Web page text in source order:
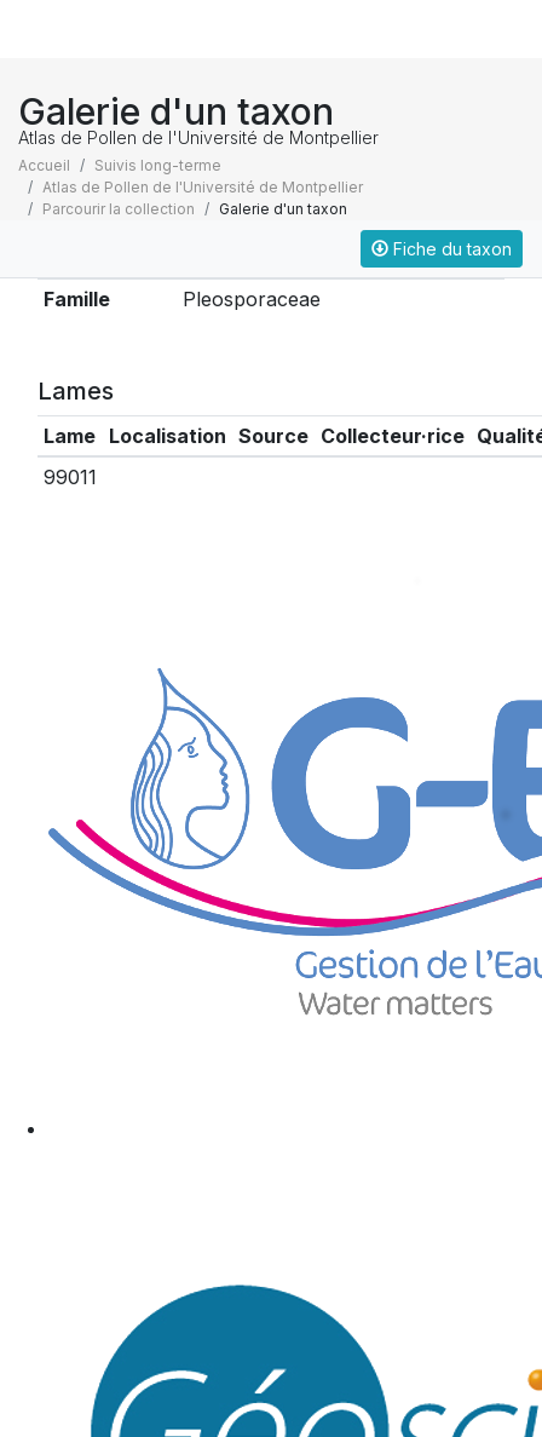
Galerie d'un taxon
Atlas de Pollen de l'Université de Montpellier
Accueil
Suivis long-terme
Atlas de Pollen de l'Université de Montpellier
Parcourir la collection
Galerie d'un taxon
Fiche du taxon
Famille Pleosporaceae
Lames
Lame Localisation Source Collecteur·rice
99011